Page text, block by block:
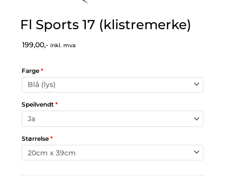
Fl Sports 17 (klistremerke)
199,00,- inkl. mva
Farge *
Speilvendt *
Størrelse *